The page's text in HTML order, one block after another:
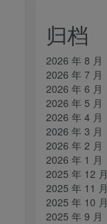
归档
2026 年 8 月
2026 年 7 月
2026 年 6 月
2026 年 5 月
2026 年 4 月
2026 年 3 月
2026 年 2 月
2026 年 1 月
2025 年 12 月
2025 年 11 月
2025 年 10 月
2025 年 9 月